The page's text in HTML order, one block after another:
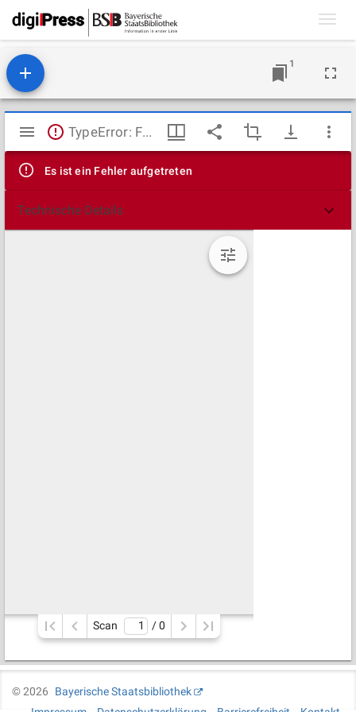
1
Mirador
Viewer
TypeError: Failed to fetch
Es ist ein Fehler aufgetreten
Technische Details
Scan / 0
©2026
Bayerische Staatsbibliothek